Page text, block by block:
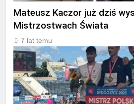
Mateusz Kaczor już dziś
Mistrzostwach Świata
7 lat temu